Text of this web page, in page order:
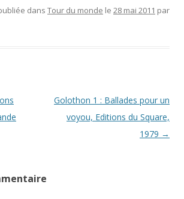
dans Tour du monde le 28 mai 2011 par
Golothon 1 : Ballades pour un
voyou, Editions du Square,
1979 →